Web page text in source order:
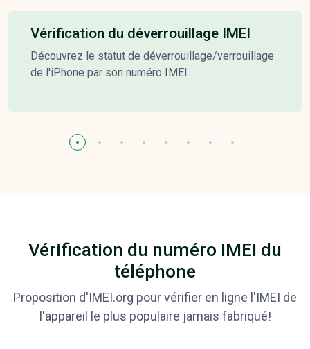
Vérification du déverrouillage IMEI
Découvrez le statut de déverrouillage/verrouillage
de l'iPhone par son numéro IMEI.
Vérification du numéro IMEI du
téléphone
Proposition d'IMEI.org pour vérifier en ligne l'IMEI de
l'appareil le plus populaire jamais fabriqué!